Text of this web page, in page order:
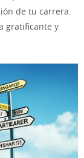
de tu carrera.
gratificante y